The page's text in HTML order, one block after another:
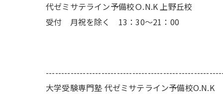
代ゼミサテライン予備校Ｏ.N.K 上野丘校
受付 月祝を除く 13：30～21：00
大学受験専門塾 代ゼミサテライン予備校O.N.K